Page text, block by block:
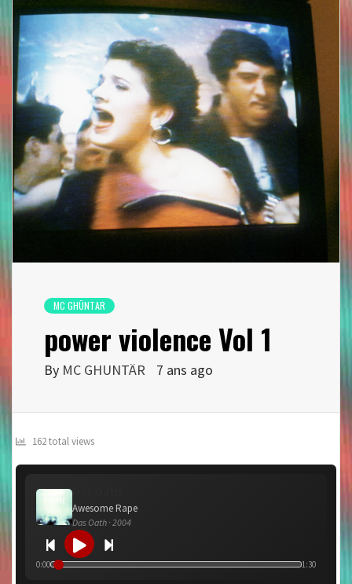
MC GHÜNTAR
power violence Vol 1
By MC GHUNTÄR 7 ans ago
162 total views
Awesome Rape
Das Oath · 2004
0:00 1:30